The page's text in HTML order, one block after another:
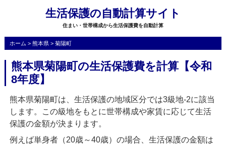
生活保護の自動計算サイト
住まい・世帯構成から生活保護費を自動計算
ホーム > 熊本県> 菊陽町
熊本県菊陽町の生活保護費を計算【令和
8年度】
熊本県菊陽町は、生活保護の地域区分では3級地-2に該当
します。この級地をもとに世帯構成や家賃に応じて生活
保護の金額が決まります。
例えば単身者（20歳～40歳）の場合、生活保護の金額は